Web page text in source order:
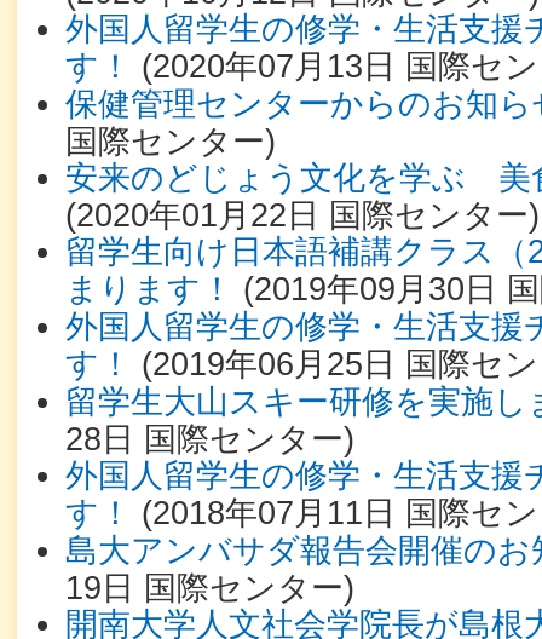
外国人留学生の修学・生活支援
す！
(2020年07月13日 国際セ
保健管理センターからのお知ら
国際センター)
安来のどじょう文化を学ぶ 美
(2020年01月22日 国際センター)
留学生向け日本語補講クラス（
まります！
(2019年09月30日
外国人留学生の修学・生活支援
す！
(2019年06月25日 国際セ
留学生大山スキー研修を実施し
28日 国際センター)
外国人留学生の修学・生活支援
す！
(2018年07月11日 国際セ
島大アンバサダ報告会開催のお
19日 国際センター)
開南大学人文社会学院長が島根